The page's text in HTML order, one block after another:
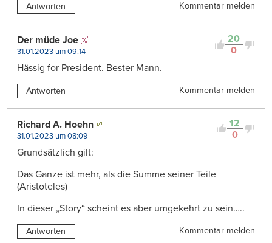
Antworten Kommentar melden
20
0
Der müde Joe
31.01.2023 um 09:14
Hässig for President. Bester Mann.
Antworten Kommentar melden
12
0
Richard A. Hoehn
31.01.2023 um 08:09
Grundsätzlich gilt:
Das Ganze ist mehr, als die Summe seiner Teile
(Aristoteles)
In dieser „Story“ scheint es aber umgekehrt zu sein…..
Antworten
Kommentar melden